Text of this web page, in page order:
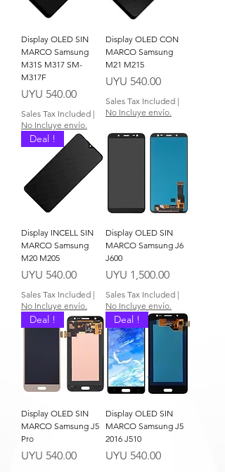
Display OLED SIN
MARCO Samsung
M31S M317 SM-
M317F
Price
UYU 540.00
Sales Tax Included |
No Incluye envío.
Display OLED CON
MARCO Samsung
M21 M215
Price
UYU 540.00
Sales Tax Included |
No Incluye envío.
Deal !
Display INCELL SIN
MARCO Samsung
M20 M205
Price
UYU 540.00
Sales Tax Included |
No Incluye envío.
Display OLED SIN
MARCO Samsung J6
J600
Price
UYU 1,500.00
Sales Tax Included |
No Incluye envío.
Deal !
Display OLED SIN
MARCO Samsung J5
Pro
Price
UYU 540.00
Deal !
Display OLED SIN
MARCO Samsung J5
2016 J510
Price
UYU 540.00